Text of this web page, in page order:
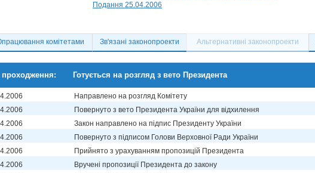
Подання 25.04.2006
комітетами Зв'язані законопроекти Альтернативні законопроекти
проходження: Готується на розгляд з вето Президента
Направлено на розгляд Комітету
Повернуто з вето Президента України для відхилення
Закон направлено на підпис Президенту України
Повернуто з підписом Голови Верховної Ради України
Прийнято з урахуванням пропозицій Президента
Вручені пропозиції Президента до закону